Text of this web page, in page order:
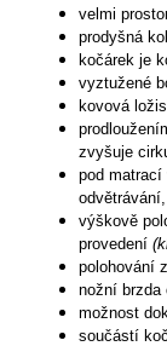
velmi
prodyšná
kočárek je
vyztužené
kovová
zvyšuje
pod matrací
výškově
provedení
polohování
nožní brzda
možnost
součástí